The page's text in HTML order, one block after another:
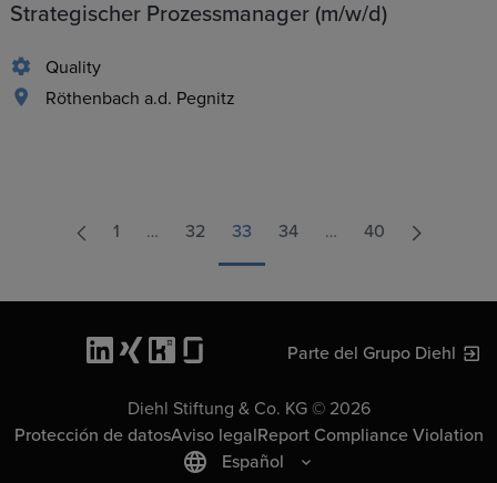
Strategischer Prozessmanager (m/w/d)
Quality
Röthenbach a.d. Pegnitz
1 … 32 33 34 … 40
Parte del Grupo Diehl
Diehl Stiftung & Co. KG © 2026
Protección de datosAviso legalReport Compliance Violation
Español